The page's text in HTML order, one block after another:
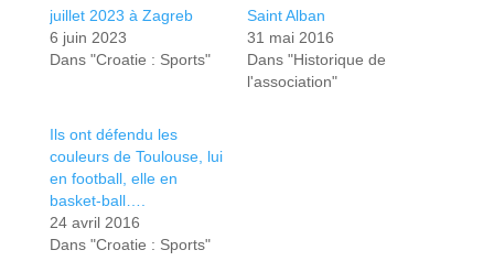
juillet 2023 à Zagreb
6 juin 2023
Dans "Croatie : Sports"
Saint Alban
31 mai 2016
Dans "Historique de
l'association"
Ils ont défendu les
couleurs de Toulouse, lui
en football, elle en
basket-ball….
24 avril 2016
Dans "Croatie : Sports"